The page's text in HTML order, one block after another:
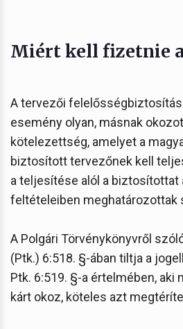
Miért kell fizetnie
A tervezői
esemény olyan, másnak
kötelezettség, amelyet a
biztosított tervezőnek kell
a teljesítése alól a biztosítottat
feltételeiben meghatározottak
A Polgári Törvénykönyvről
(Ptk.) 6:518. §-ában tiltja a
Ptk. 6:519. §-a értelmében, aki
kárt okoz, köteles azt